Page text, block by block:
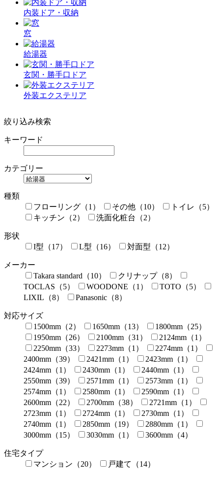
内装ドア・収納
窓
給湯器
玄関・勝手口ドア
外装エクステリア
絞り込み検索
キーワード
カテゴリー
種類
フローリング（1）
その他（10）
トイレ（5）
キッチン（2）
洗面化粧台（2）
形状
I型（17）
L型（16） 対面型（12）
メーカー
Takara standard（10）
クリナップ（8）
TOCLAS（5）
WOODONE（1）
TOTO（5）
LIXIL（8）
Panasonic（8）
対応サイズ
1500mm（2）
1650mm（13）
1800mm（25）
1950mm（26）
2100mm（31）
2124mm（1）
2250mm（33）
2273mm（1）
2274mm（1）
2400mm（39）
2421mm（1）
2423mm（1）
2424mm（1）
2430mm（1）
2440mm（1）
2550mm（39）
2571mm（1）
2573mm（1）
2574mm（1）
2580mm（1）
2590mm（1）
2600mm（22）
2700mm（38）
2721mm（1）
2723mm（1）
2724mm（1）
2730mm（1）
2740mm（1）
2850mm（19）
2880mm（1）
3000mm（15）
3030mm（1） 3600mm（4）
住宅タイプ
マンション（20）
戸建て（14）